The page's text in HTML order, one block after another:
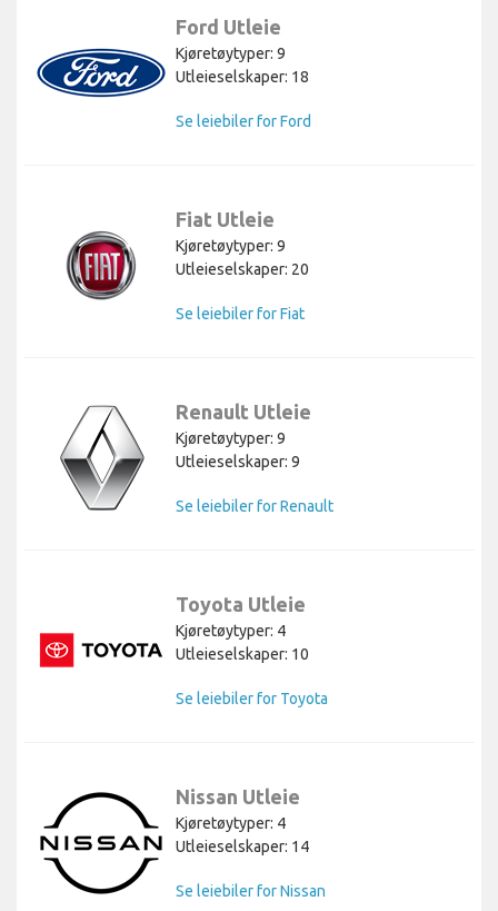
Ford Utleie
Kjøretøytyper: 9
Utleieselskaper: 18
Se leiebiler for Ford
Fiat Utleie
Kjøretøytyper: 9
Utleieselskaper: 20
Se leiebiler for Fiat
Renault Utleie
Kjøretøytyper: 9
Utleieselskaper: 9
Se leiebiler for Renault
Toyota Utleie
Kjøretøytyper: 4
Utleieselskaper: 10
Se leiebiler for Toyota
Nissan Utleie
Kjøretøytyper: 4
Utleieselskaper: 14
Se leiebiler for Nissan